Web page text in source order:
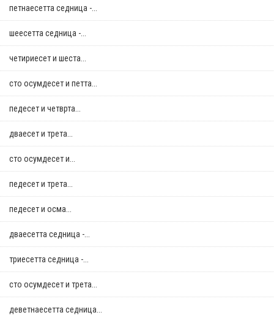
петнаесетта седница -...
шеесетта седница -...
четириесет и шеста...
сто осумдесет и петта...
педесет и четврта...
дваесет и трета...
сто осумдесет и...
педесет и трета...
педесет и осма...
дваесетта седница -...
триесетта седница -...
сто осумдесет и трета...
деветнаесетта седница...